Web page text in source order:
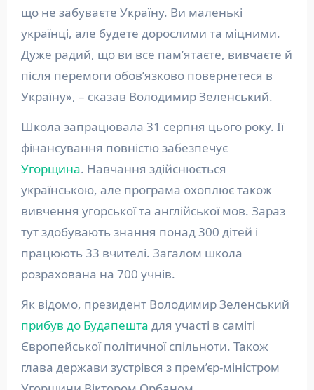
що не забуваєте Україну. Ви маленькі
українці, але будете дорослими та міцними.
Дуже радий, що ви все пам’ятаєте, вивчаєте й
після перемоги обов’язково повернетеся в
Україну», – сказав Володимир Зеленський.
Школа запрацювала 31 серпня цього року. Її
фінансування повністю забезпечує
Угорщина. Навчання здійснюється
українською, але програма охоплює також
вивчення угорської та англійської мов. Зараз
тут здобувають знання понад 300 дітей і
працюють 33 вчителі. Загалом школа
розрахована на 700 учнів.
Як відомо, президент Володимир Зеленський
прибув до Будапешта для участі в саміті
Європейської політичної спільноти. Також
глава держави зустрівся з прем’єр-міністром